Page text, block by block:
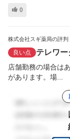
0
株式会社スギ薬局の評
良い点 テレワ
店舗勤務の場合は
があります。場...